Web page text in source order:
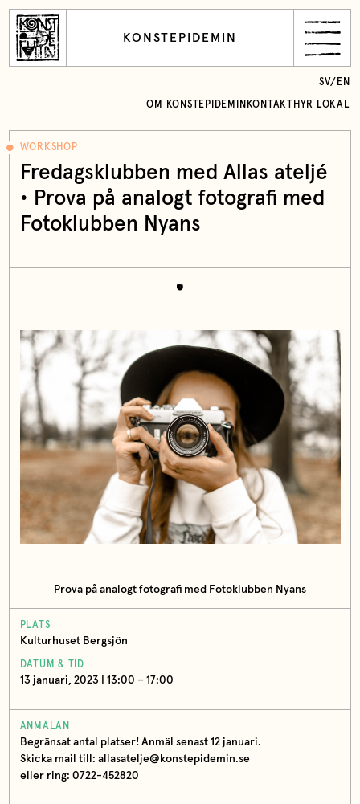
KONSTEPIDEMIN
OM KONSTEPIDEMIN KONTAKT HYR LOKAL
SV/ EN
WORKSHOP
Fredagsklubben med Allas ateljé
• Prova på analogt fotografi med
Fotoklubben Nyans
Prova på analogt fotografi med Fotoklubben Nyans
PLATS
Kulturhuset Bergsjön
DATUM & TID
13 januari, 2023 | 13:00 – 17:00
ANMÄLAN
Begränsat antal platser! Anmäl senast 12 januari.
Skicka mail till: allasatelje@konstepidemin.se
eller ring: 0722-452820